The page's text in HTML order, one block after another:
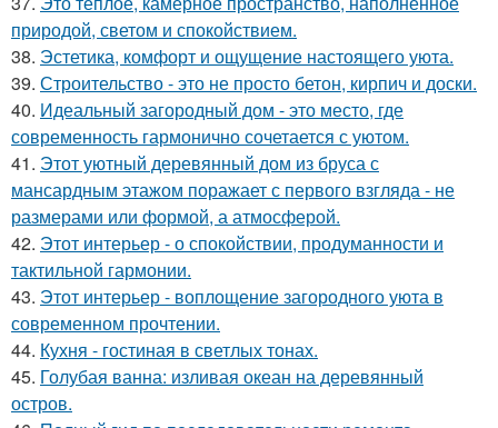
природой, светом и спокойствием.
38. Эстетика, комфорт и ощущение настоящего уюта.
39. Строительство - это не просто бетон, кирпич и доски.
40. Идеальный загородный дом - это место, где
современность гармонично сочетается с уютом.
41. Этот уютный деревянный дом из бруса с
мансардным этажом поражает с первого взгляда - не
размерами или формой, а атмосферой.
42. Этот интерьер - о спокойствии, продуманности и
тактильной гармонии.
43. Этот интерьер - воплощение загородного уюта в
современном прочтении.
44. Кухня - гостиная в светлых тонах.
45. Голубая ванна: изливая океан на деревянный
остров.